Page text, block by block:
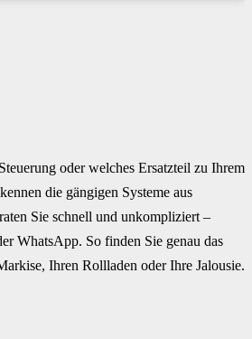
oder welches Ersatzteil zu Ihrem
die gängigen Systeme aus
Sie schnell und unkompliziert –
WhatsApp. So finden Sie genau das
Ihren Rollladen oder Ihre Jalousie.